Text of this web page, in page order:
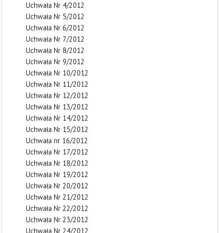
Uchwała Nr 4/2012
Uchwała Nr 5/2012
Uchwała Nr 6/2012
Uchwała Nr 7/2012
Uchwała Nr 8/2012
Uchwała Nr 9/2012
Uchwała Nr 10/2012
Uchwała Nr 11/2012
Uchwała Nr 12/2012
Uchwała Nr 13/2012
Uchwała Nr 14/2012
Uchwała Nr 15/2012
Uchwała nr 16/2012
Uchwała Nr 17/2012
Uchwała Nr 18/2012
Uchwała Nr 19/2012
Uchwała Nr 20/2012
Uchwała Nr 21/2012
Uchwała Nr 22/2012
Uchwała Nr 23/2012
Uchwała Nr 24/2012